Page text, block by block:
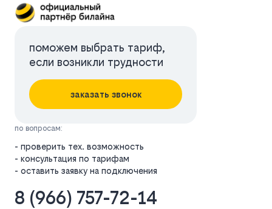
поможем выбрать тариф,
если возникли трудности
заказать звонок
по вопросам:
- проверить тех. возможность
- консультация по тарифам
- оставить заявку на подключения
8 (966) 757-72-14